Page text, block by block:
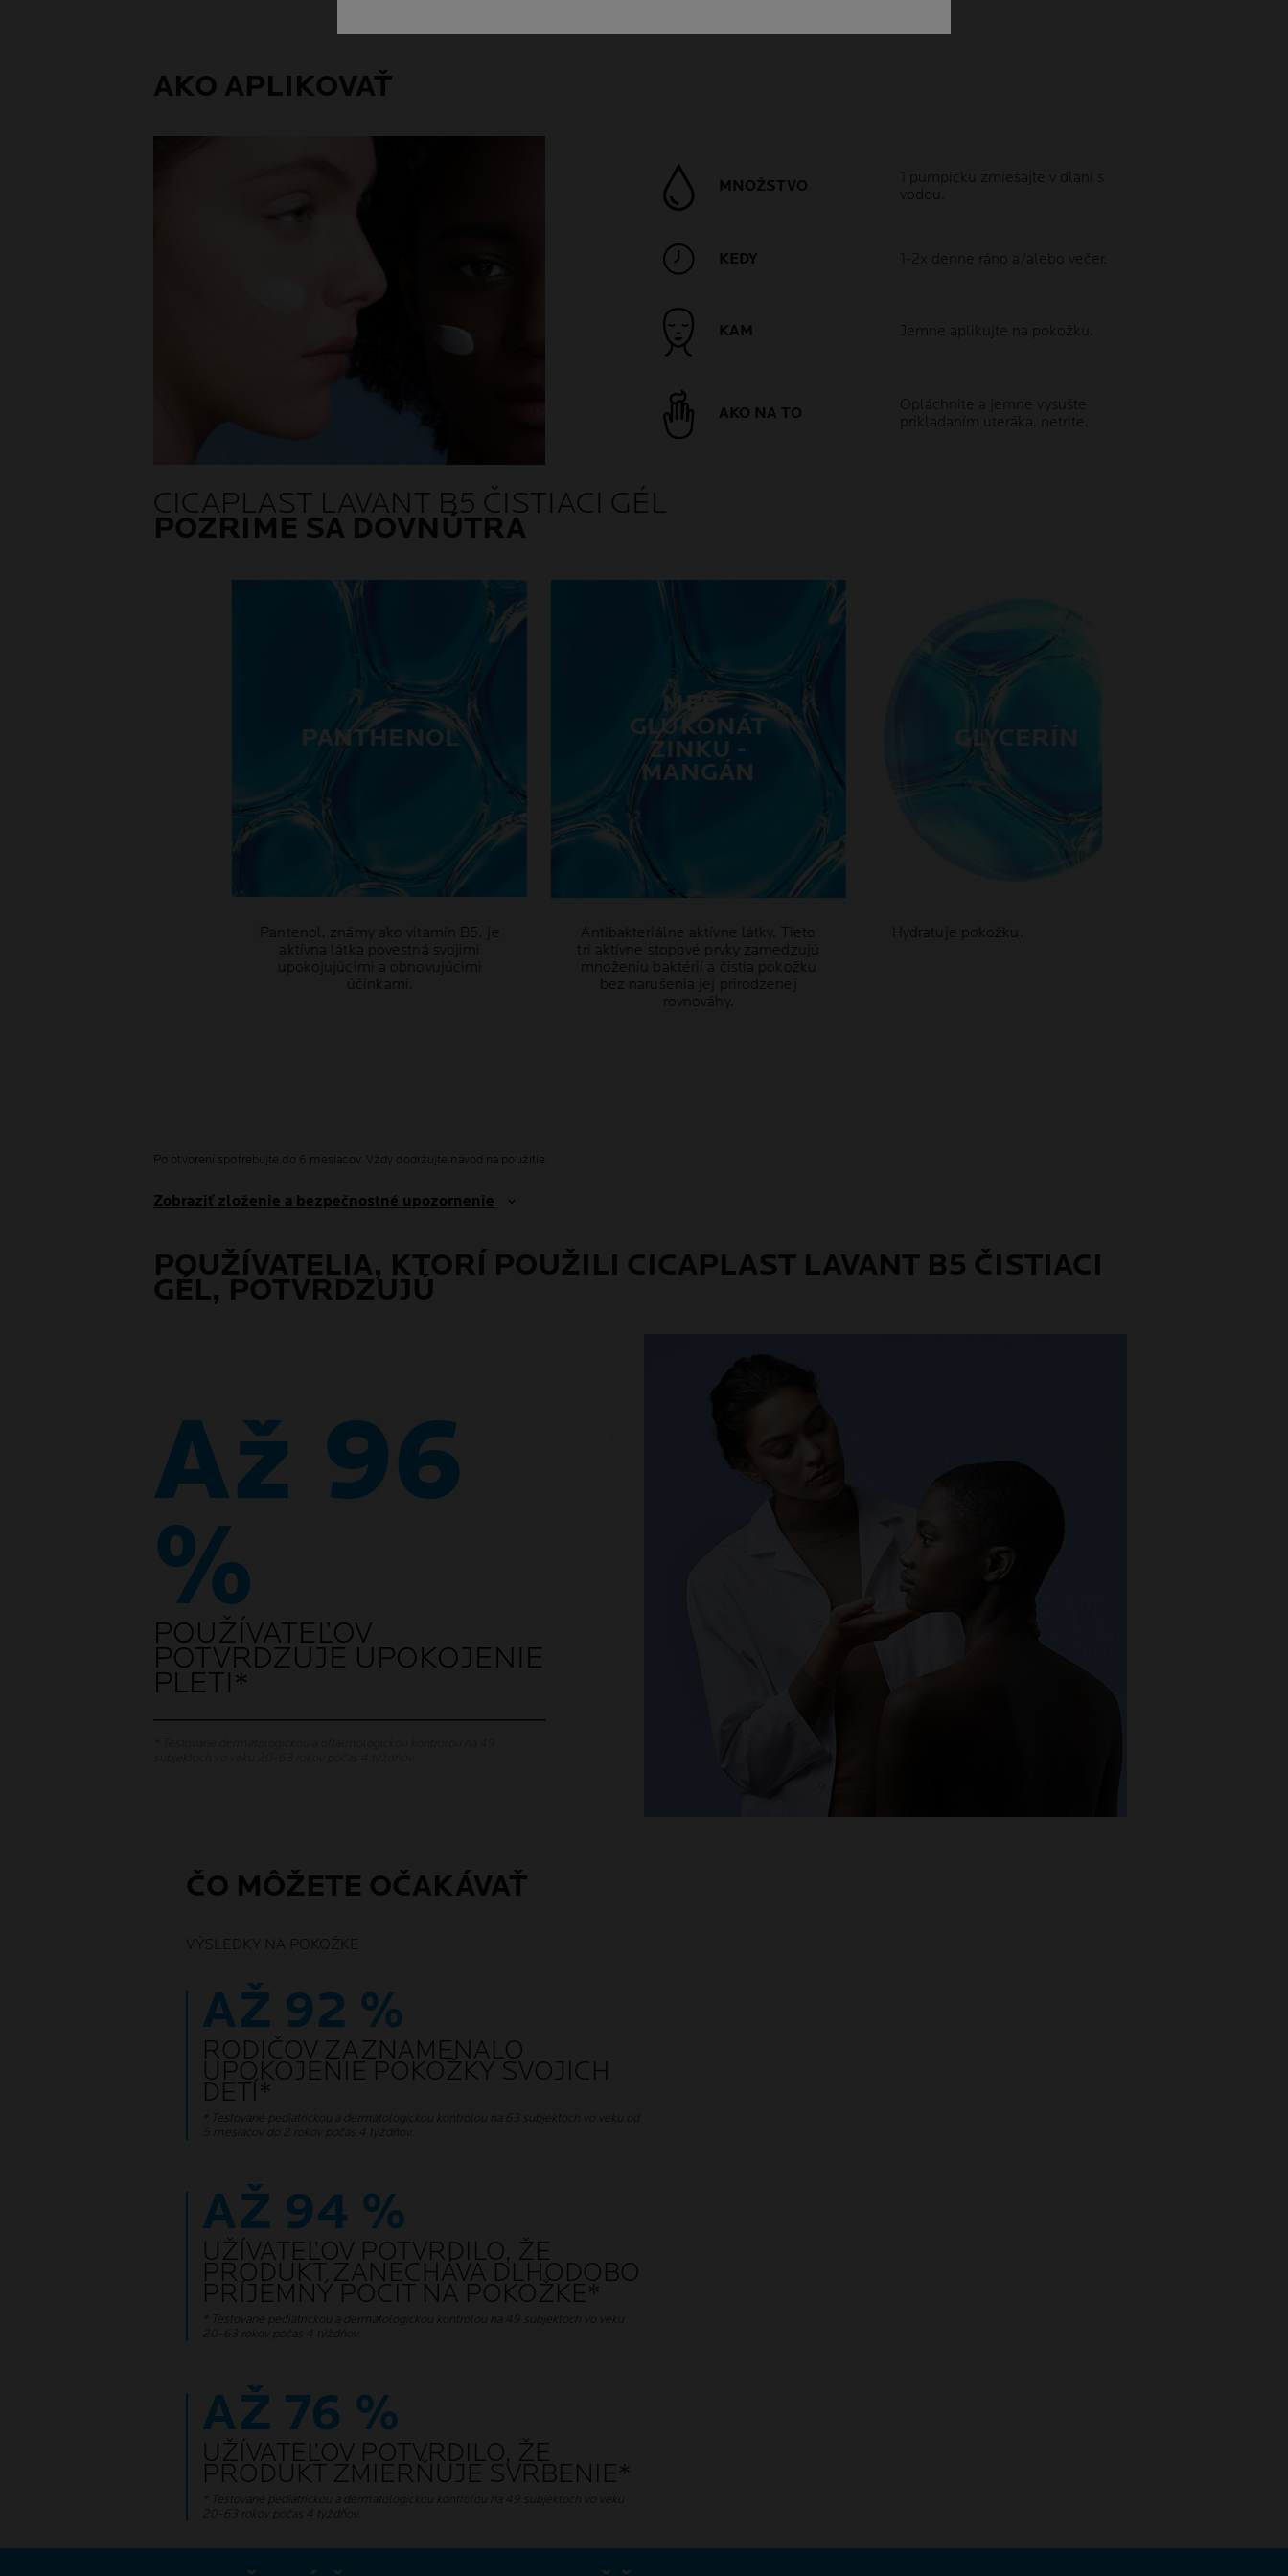
AKO APLIKOVAŤ
MNOŽSTVO
1 pumpičku zmiešajte v dlani s
vodou.
KEDY 1-2x denne ráno a/alebo večer.
KAM Jemne aplikujte na pokožku.
AKO NA TO
Opláchnite a jemne vysušte
prikladaním uteráka, netrite.
CICAPLAST LAVANT B5 ČISTIACI GÉL
POZRIME SA DOVNÚTRA
PANTHENOL
Pantenol, známy ako vitamín B5, je
aktívna látka povestná svojimi
upokojujúcimi a obnovujúcimi
účinkami.
MEĎ -
GLUKONÁT
ZINKU -
MANGÁN
Antibakteriálne aktívne látky. Tieto
tri aktívne stopové prvky zamedzujú
množeniu baktérií a čistia pokožku
bez narušenia jej prirodzenej
rovnováhy.
GLYCERÍN
Hydratuje pokožku.
Po otvorení spotrebujte do 6 mesiacov. Vždy dodržujte návod na použitie.
Zobraziť zloženie a bezpečnostné upozornenie
POUŽÍVATELIA, KTORÍ POUŽILI CICAPLAST LAVANT B5 ČISTIACI
GÉL, POTVRDZUJÚ
Až 96
%
POUŽÍVATEĽOV
POTVRDZUJE UPOKOJENIE
PLETI*
ČO MÔŽETE OČAKÁVAŤ
VÝSLEDKY NA POKOŽKE
AŽ 92 %
RODIČOV ZAZNAMENALO
UPOKOJENIE POKOŽKY SVOJICH
DETÍ*
* Testované pediatrickou a dermatologickou kontrolou na 63 subjektoch vo veku od
5 mesiacov do 2 rokov počas 4 týždňov.
AŽ 94 %
UŽÍVATEĽOV POTVRDILO, ŽE
PRODUKT ZANECHÁVA DLHODOBO
PRÍJEMNÝ POCIT NA POKOŽKE*
* Testované pediatrickou a dermatologickou kontrolou na 49 subjektoch vo veku
20-63 rokov počas 4 týždňov.
AŽ 76 %
UŽÍVATEĽOV POTVRDILO, ŽE
PRODUKT ZMIERŇUJE SVRBENIE*
* Testované pediatrickou a dermatologickou kontrolou na 49 subjektoch vo veku
20-63 rokov počas 4 týždňov.